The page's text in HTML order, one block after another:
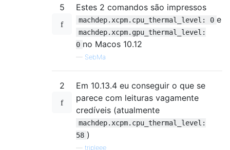
5 Estes 2 comandos são impressos
machdep.xcpm.cpu_thermal_level: 0 e
machdep.xcpm.gpu_thermal_level:
0 no Macos 10.12
— SebMa
2
Em 10.13.4 eu conseguir o que se
parece com leituras vagamente
credíveis (atualmente
machdep.xcpm.cpu_thermal_level:
58 )
tripleee